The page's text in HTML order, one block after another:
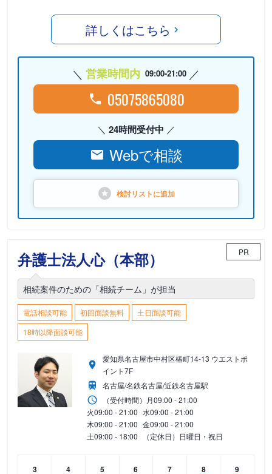
詳しくはこちら
営業時間内 09:00-21:00
05075865080
24時間受付中
Webで相談
検討リストに追加
弁護士法人心（本部） PR
相続案件のための「相続チーム」が担当
電話相談可能 初回面談無料
土日面談可能
18時以降面談可能
愛知県名古屋市中村区椿町14-13 ウエストポ
イント7F
名古屋/名鉄名古屋/近鉄名古屋駅
（受付時間） 月09:00 - 21:00
火09:00 - 21:00 水09:00 - 21:00
木09:00 - 21:00 金09:00 - 21:00
土09:00 - 18:00 （定休日）日曜日・祝日
3
4
5
6
7
8
9